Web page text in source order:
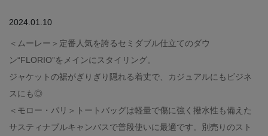
2024.01.10
＜ムーレー＞定番人気を誇るセミダブル仕立てのダウ
ン“FLORIO”をメインにスタイリング。
ジャケットの裾がぎりぎり隠れる着丈で、カジュアルにもビジネ
スにも◎
＜モロー・パリ＞トートバッグは軽量で傷に強く撥水性も備えた
サスティナブルキャンバスで普段使いに最適です。別売りのスト